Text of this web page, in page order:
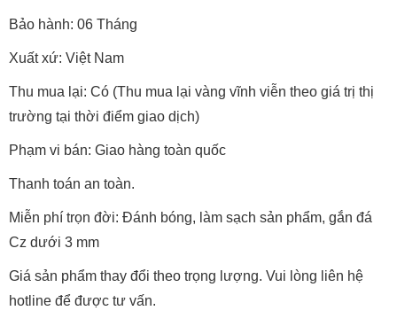
Bảo hành: 06 Tháng
Xuất xứ: Việt Nam
Thu mua lại: Có (Thu mua lại vàng vĩnh viễn theo giá trị thị
trường tại thời điểm giao dịch)
Phạm vi bán: Giao hàng toàn quốc
Thanh toán an toàn.
Miễn phí trọn đời: Đánh bóng, làm sạch sản phẩm, gắn đá
Cz dưới 3 mm
Giá sản phẩm thay đổi theo trọng lượng. Vui lòng liên hệ
hotline để được tư vấn.